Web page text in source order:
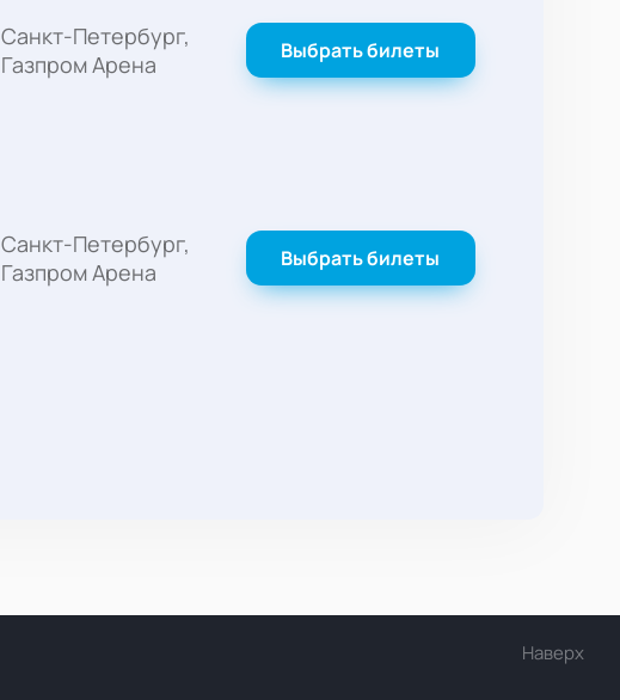
Санкт-Петербург,
Газпром Арена
Выбрать билеты
Санкт-Петербург,
Газпром Арена
Выбрать билеты
Наверх